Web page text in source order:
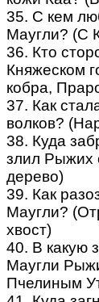
35. С кем
Маугли? (С
36. Кто
Княжеском
кобра,
37. Как
волков?
38. Куда
злил Рыжих
дерево)
39. Как
Маугли?
хвост)
40. В какую
Маугли
Пчелиным